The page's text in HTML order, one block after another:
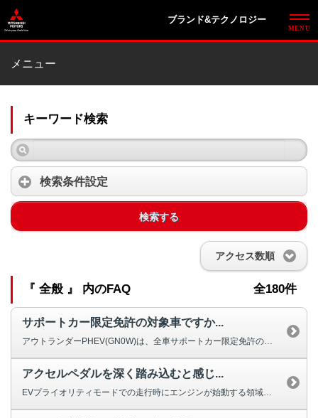
ブランド&テクノロジー
メニュー
キーワード検索
検索条件設定
検索する
アクセス数順
『 全般 』 内のFAQ 全180件
サポートカー限定免許の対象車ですか...
アクセルペダルを深く踏み込むと感じ...
EVプライオリティモードでの走行時にエンジンが始動する領域を分かりやすくす...